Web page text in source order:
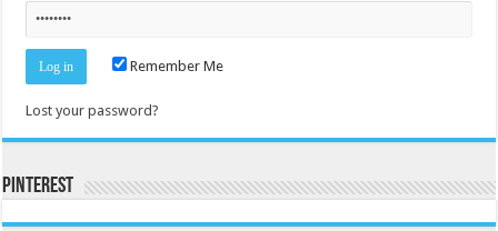
Remember Me
Lost your password?
Pinterest